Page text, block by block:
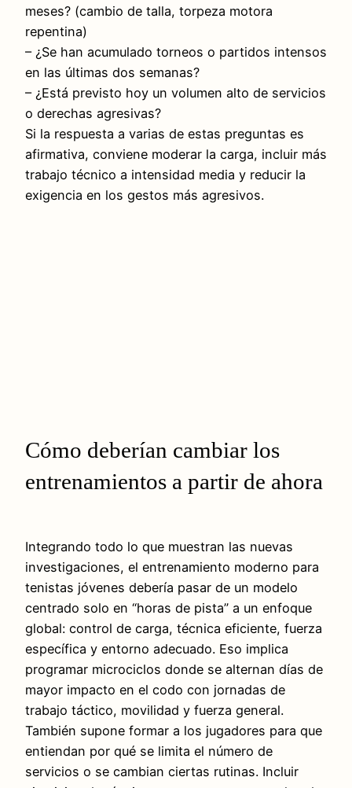
meses? (cambio de talla, torpeza motora
repentina)
– ¿Se han acumulado torneos o partidos intensos
en las últimas dos semanas?
– ¿Está previsto hoy un volumen alto de servicios
o derechas agresivas?
Si la respuesta a varias de estas preguntas es
afirmativa, conviene moderar la carga, incluir más
trabajo técnico a intensidad media y reducir la
exigencia en los gestos más agresivos.
Cómo deberían cambiar los
entrenamientos a partir de ahora
Integrando todo lo que muestran las nuevas
investigaciones, el entrenamiento moderno para
tenistas jóvenes debería pasar de un modelo
centrado solo en “horas de pista” a un enfoque
global: control de carga, técnica eficiente, fuerza
específica y entorno adecuado. Eso implica
programar microciclos donde se alternan días de
mayor impacto en el codo con jornadas de
trabajo táctico, movilidad y fuerza general.
También supone formar a los jugadores para que
entiendan por qué se limita el número de
servicios o se cambian ciertas rutinas. Incluir